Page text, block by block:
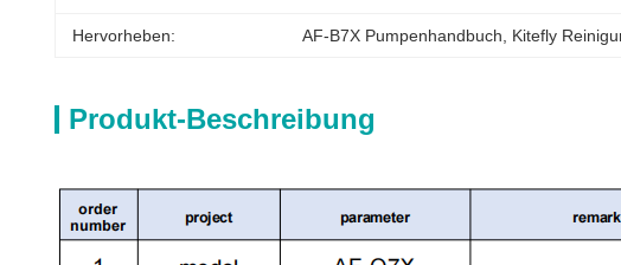
Hervorheben: AF-B7X Pumpenhandbuch Kitefly
Produkt-Beschreibung